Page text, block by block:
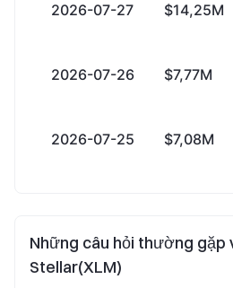
2026-07-27 $14,25M
2026-07-26 $7,77M
2026-07-25 $7,08M
Những câu hỏi thường gặp
Stellar(XLM)